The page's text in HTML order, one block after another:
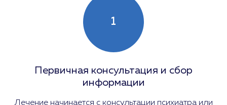
1
Первичная консультация и сбор
информации
Лечение начинается с консультации психиатра или